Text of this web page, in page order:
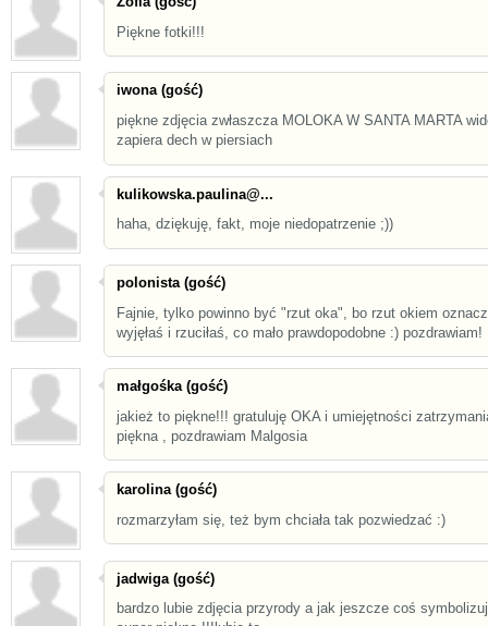
Piękne fotki!!!
iwona (gość)
piękne zdjęcia zwłaszcza MOLOKA W SANTA MARTA
zapiera dech w piersiach
kulikowska.paulina@...
haha, dziękuję, fakt, moje niedopatrzenie ;))
polonista (gość)
Fajnie, tylko powinno być "rzut oka", bo rzut okiem
wyjęłaś i rzuciłaś, co mało prawdopodobne :) pozdrawiam!
małgośka (gość)
jakież to piękne!!! gratuluję OKA i umiejętności
piękna , pozdrawiam Malgosia
karolina (gość)
rozmarzyłam się, też bym chciała tak pozwiedzać :)
jadwiga (gość)
bardzo lubie zdjęcia przyrody a jak jeszcze coś